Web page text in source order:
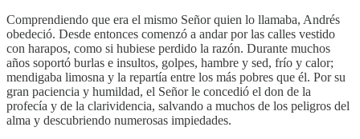
Comprendiendo que era el mismo Señor quien lo llamaba, Andrés
obedeció. Desde entonces comenzó a andar por las calles vestido
con harapos, como si hubiese perdido la razón. Durante muchos
años soportó burlas e insultos, golpes, hambre y sed, frío y calor;
mendigaba limosna y la repartía entre los más pobres que él. Por su
gran paciencia y humildad, el Señor le concedió el don de la
profecía y de la clarividencia, salvando a muchos de los peligros del
alma y descubriendo numerosas impiedades.